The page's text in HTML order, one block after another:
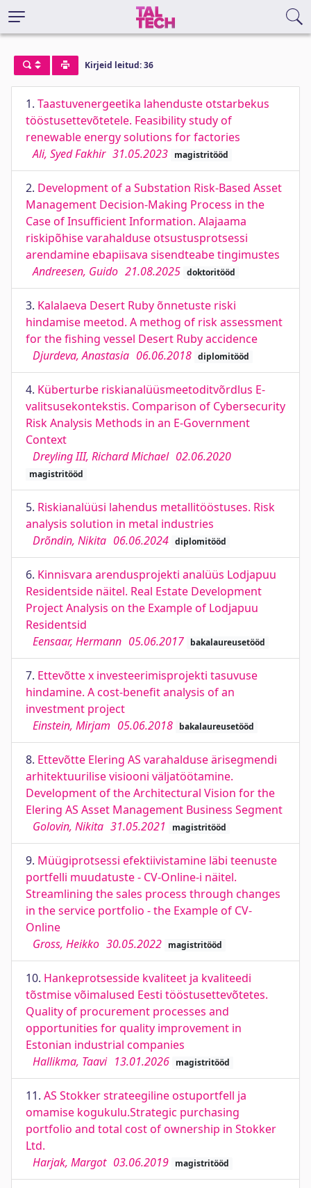
Kirjeid leitud: 36
1. Taastuvenergeetika lahenduste otstarbekus
tööstusettevõtetele. Feasibility study of
renewable energy solutions for factories
Ali, Syed Fakhir 31.05.2023 magistritööd
2. Development of a Substation Risk-Based Asset
Management Decision-Making Process in the
Case of Insufficient Information. Alajaama
riskipõhise varahalduse otsustusprotsessi
arendamine ebapiisava sisendteabe tingimustes
Andreesen, Guido 21.08.2025 doktoritööd
3. Kalalaeva Desert Ruby õnnetuste riski
hindamise meetod. A methog of risk assessment
for the fishing vessel Desert Ruby accidence
Djurdeva, Anastasia 06.06.2018 diplomitööd
4. Küberturbe riskianalüüsmeetoditvõrdlus E-
valitsusekontekstis. Comparison of Cybersecurity
Risk Analysis Methods in an E-Government
Context
Dreyling III, Richard Michael 02.06.2020
magistritööd
5. Riskianalüüsi lahendus metallitööstuses. Risk
analysis solution in metal industries
Drõndin, Nikita 06.06.2024 diplomitööd
6. Kinnisvara arendusprojekti analüüs Lodjapuu
Residentside näitel. Real Estate Development
Project Analysis on the Example of Lodjapuu
Residentsid
Eensaar, Hermann 05.06.2017 bakalaureusetööd
7. Ettevõtte x investeerimisprojekti tasuvuse
hindamine. A cost-benefit analysis of an
investment project
Einstein, Mirjam 05.06.2018 bakalaureusetööd
8. Ettevõtte Elering AS varahalduse ärisegmendi
arhitektuurilise visiooni väljatöötamine.
Development of the Architectural Vision for the
Elering AS Asset Management Business Segment
Golovin, Nikita 31.05.2021 magistritööd
9. Müügiprotsessi efektiivistamine läbi teenuste
portfelli muudatuste - CV-Online-i näitel.
Streamlining the sales process through changes
in the service portfolio - the Example of CV-
Online
Gross, Heikko 30.05.2022 magistritööd
10. Hankeprotsesside kvaliteet ja kvaliteedi
tõstmise võimalused Eesti tööstusettevõtetes.
Quality of procurement processes and
opportunities for quality improvement in
Estonian industrial companies
Hallikma, Taavi 13.01.2026 magistritööd
11. AS Stokker strateegiline ostuportfell ja
omamise kogukulu.Strategic purchasing
portfolio and total cost of ownership in Stokker
Ltd.
Harjak, Margot 03.06.2019 magistritööd